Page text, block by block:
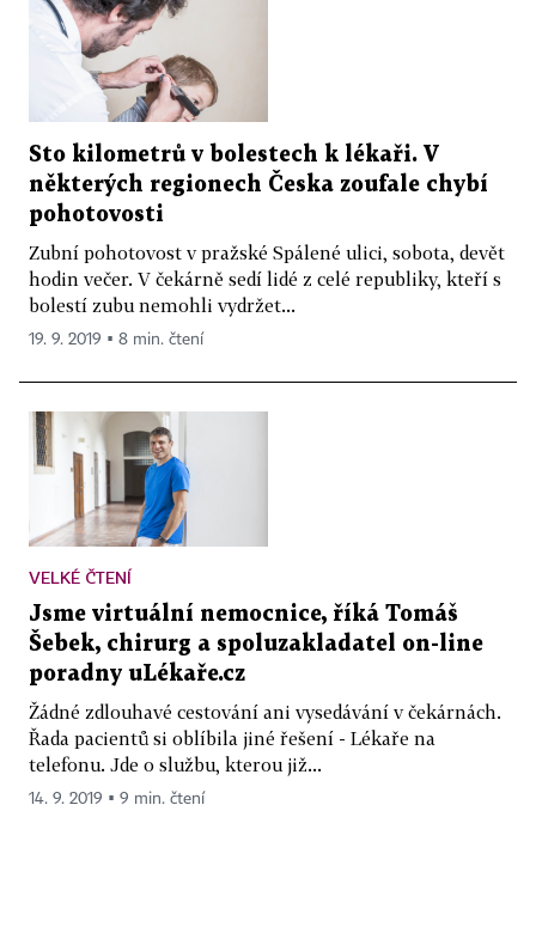
Sto kilometrů v bolestech k lékaři. V
některých regionech Česka zoufale chybí
pohotovosti
Zubní pohotovost v pražské Spálené ulici, sobota, devět
hodin večer. V čekárně sedí lidé z celé republiky, kteří s
bolestí zubu nemohli vydržet...
19. 9. 2019 ▪ 8 min. čtení
VELKÉ ČTENÍ
Jsme virtuální nemocnice, říká Tomáš
Šebek, chirurg a spoluzakladatel on-line
poradny uLékaře.cz
Žádné zdlouhavé cestování ani vysedávání v čekárnách.
Řada pacientů si oblíbila jiné řešení - Lékaře na
telefonu. Jde o službu, kterou již...
14. 9. 2019 ▪ 9 min. čtení